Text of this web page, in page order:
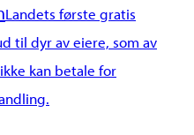
Landets første gratis
til dyr av eiere, som av
kan betale for